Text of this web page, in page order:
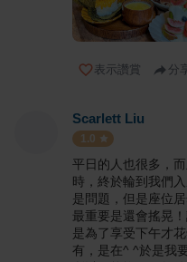
表示讚賞 分
Scarlett Liu
1.0
平日的人也很多，
時，終於輪到我們
是問題，但是座位
最重要是還會搖晃
是為了享受下午才
有，是在^ ^於是我